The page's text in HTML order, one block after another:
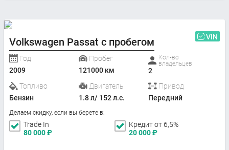
Volkswagen Passat с пробегом VIN
Год
2009
Пробег
121000 км
Кол-во
владельцев
2
Топливо
Бензин
Двигатель
1.8 л/ 152 л.с.
Привод
Передний
Делаем скидку, если вы берете в:
Trade In
80 000₽
Кредит от 6,5%
20 000₽